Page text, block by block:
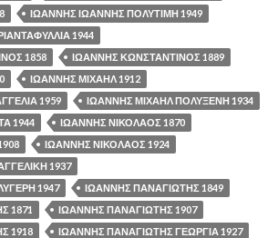
ΙΩΑΝΝΗΣ ΙΩΑΝΝΗΣ ΠΟΛΥΤΙΜΗ 1949
1944
1858
ΙΩΑΝΝΗΣ ΚΩΝΣΤΑΝΤΙΝΟΣ 1889
ΙΩΑΝΝΗΣ ΜΙΧΑΗΛ 1912
1959
ΙΩΑΝΝΗΣ ΜΙΧΑΗΛ ΠΟΛΥΞΕΝΗ 1934
1944
ΙΩΑΝΝΗΣ ΝΙΚΟΛΑΟΣ 1870
ΙΩΑΝΝΗΣ ΝΙΚΟΛΑΟΣ 1924
1937
1947
ΙΩΑΝΝΗΣ ΠΑΝΑΓΙΩΤΗΣ 1849
1871
ΙΩΑΝΝΗΣ ΠΑΝΑΓΙΩΤΗΣ 1907
1918
ΙΩΑΝΝΗΣ ΠΑΝΑΓΙΩΤΗΣ ΓΕΩΡΓΙΑ 1927